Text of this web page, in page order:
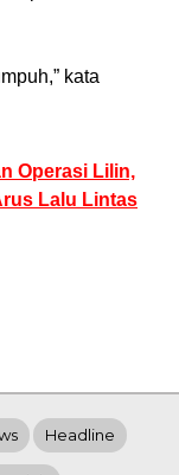
kata
Operasi Lilin,
Lalu Lintas
Headline